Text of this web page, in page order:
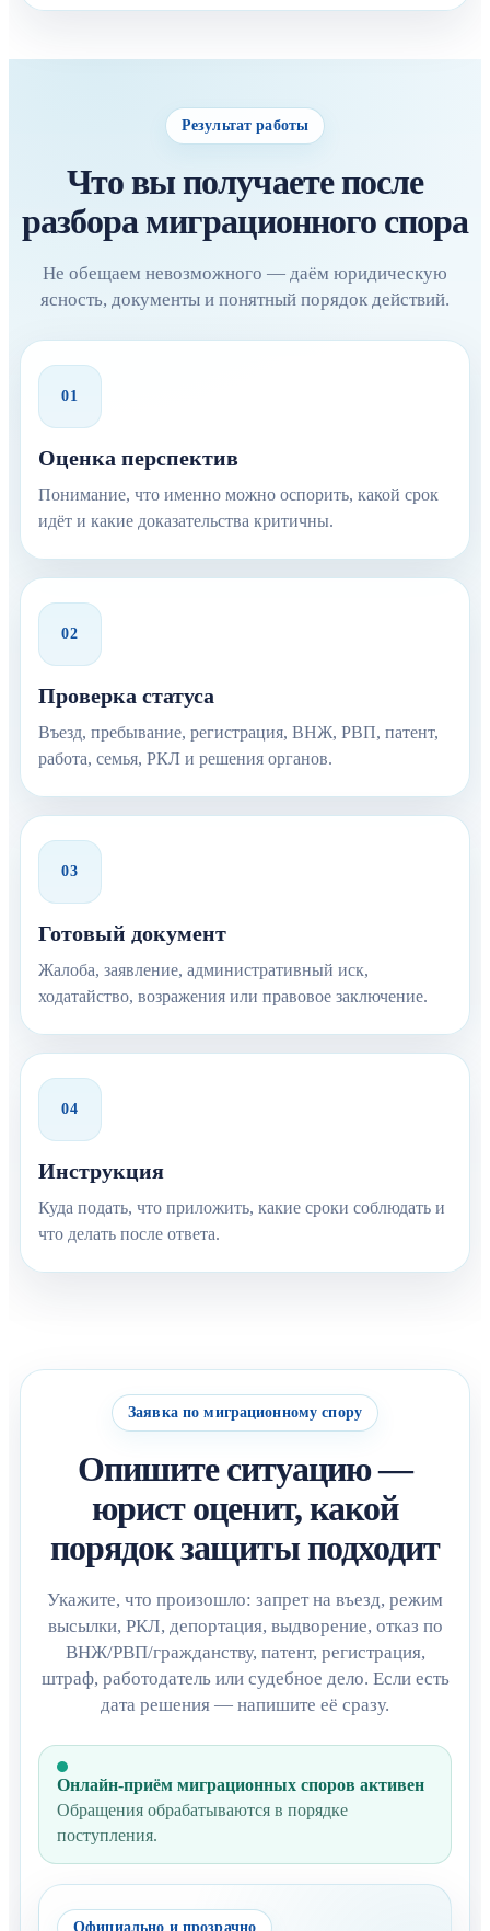
Результат работы
Что вы получаете после
разбора миграционного спора
Не обещаем невозможного — даём юридическую
ясность, документы и понятный порядок действий.
01
Оценка перспектив
Понимание, что именно можно оспорить, какой срок
идёт и какие доказательства критичны.
02
Проверка статуса
Въезд, пребывание, регистрация, ВНЖ, РВП, патент,
работа, семья, РКЛ и решения органов.
03
Готовый документ
Жалоба, заявление, административный иск,
ходатайство, возражения или правовое заключение.
04
Инструкция
Куда подать, что приложить, какие сроки соблюдать и
что делать после ответа.
Заявка по миграционному спору
Опишите ситуацию —
юрист оценит, какой
порядок защиты подходит
Укажите, что произошло: запрет на въезд, режим
высылки, РКЛ, депортация, выдворение, отказ по
ВНЖ/РВП/гражданству, патент, регистрация,
штраф, работодатель или судебное дело. Если есть
дата решения — напишите её сразу.
Онлайн-приём миграционных споров активен
Обращения обрабатываются в порядке
поступления.
Официально и прозрачно